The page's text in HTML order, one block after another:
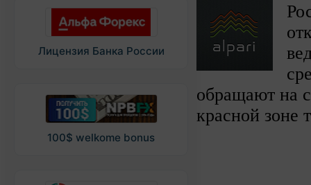
Лицензия Банка России
100$ welkome bonus
обращают на
красной зоне